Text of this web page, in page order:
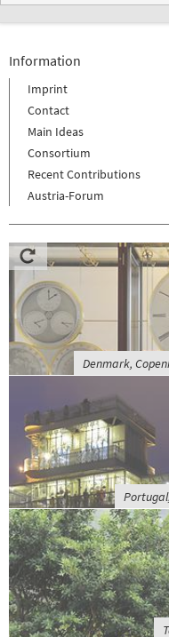
Information
Imprint
Contact
Main Ideas
Consortium
Recent Contributions
Austria-Forum
Denmark,